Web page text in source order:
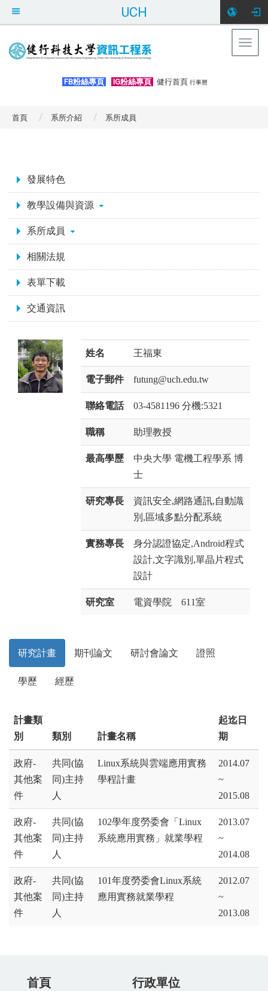
UCH
FB粉絲專頁 IG粉絲專頁 健行首頁 行事曆
首頁 系所介紹 系所成員
發展特色
教學設備與資源
系所成員
相關法規
表單下載
交通資訊
姓名 王福東
電子郵件 futung@uch.edu.tw
聯絡電話 03-4581196 分機:5321
職稱 助理教授
最高學歷
中央大學 電機工程學系 博
士
研究專長
資訊安全,網路通訊,自動識
別,區域多點分配系統
實務專長
身分認證協定,Android程式
設計,文字識別,單晶片程式
設計
研究室 電資學院 611室
研究計畫 期刊論文 研討會論文 證照
學歷 經歷
計畫類
別
類別 計畫名稱
起迄日
期
政府-
其他案
件
共同(協
同)主持
人
Linux系統與雲端應用實務
學程計畫
2014.07
~
2015.08
政府-
其他案
件
共同(協
同)主持
人
102學年度勞委會「Linux
系統應用實務」就業學程
2013.07
~
2014.08
政府-
其他案
件
共同(協
同)主持
人
101年度勞委會Linux系統
應用實務就業學程
2012.07
~
2013.08
首頁 行政單位